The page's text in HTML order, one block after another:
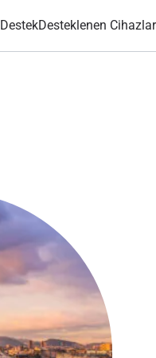
DestekDesteklenen Cihazlar